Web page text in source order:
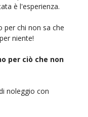
è l'esperienza.
per chi non sa che
niente!
per ciò che non
noleggio con